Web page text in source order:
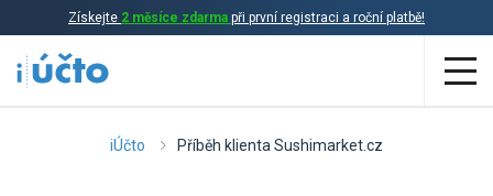
Získejte 2 měsíce zdarma při první registraci a roční platbě!
Aplikace
iÚčto Příběh klienta Sushimarket.cz